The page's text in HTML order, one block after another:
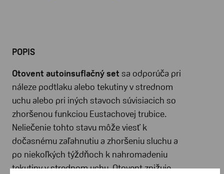
POPIS
Otovent autoinsuflačný set sa odporúča pri
náleze podtlaku alebo tekutiny v strednom
uchu alebo pri iných stavoch súvisiacich so
zhoršenou funkciou Eustachovej trubice.
Neliečenie tohto stavu môže viesť k
dočasnému zaľahnutiu a zhoršeniu sluchu a
po niekoľkých týždňoch k nahromadeniu
tekutiny v strednom uchu. Otovent znižuje